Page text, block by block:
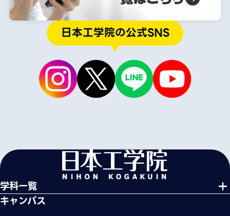
日本工学院の公式SNS
学科一覧
キャンパス